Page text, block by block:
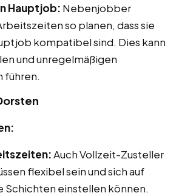
Hauptjob: Nebenjobber
so planen, dass sie
kompatibel sind. Dies kann
und unregelmäßigen
führen.
Auch Vollzeit-Zusteller
flexibel sein und sich auf
Schichten einstellen können.